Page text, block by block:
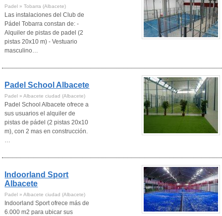
Padel » Tobarra (Albacete)
Las instalaciones del Club de
Pádel Tobarra constan de: -
Alquiler de pistas de padel (2
pistas 20x10 m) - Vestuario
masculino…
Padel School Albacete
Padel » Albacete ciudad (Albacete)
Padel School Albacete ofrece a
sus usuarios el alquiler de
pistas de pádel (2 pistas 20x10
m), con 2 mas en construcción.
Indoorland Sport
Albacete
Padel » Albacete ciudad (Albacete)
Indoorland Sport ofrece más de
6.000 m2 para ubicar sus